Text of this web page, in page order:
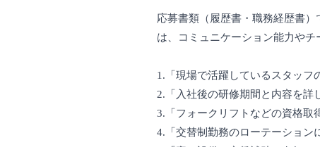
応募書類（履歴書・職務経歴書
は、コミュニケーション能力やチ
1.「現場で活躍しているスタッフ
2.「入社後の研修期間と内容を詳
3.「フォークリフトなどの資格取
4.「交替制勤務のローテーション